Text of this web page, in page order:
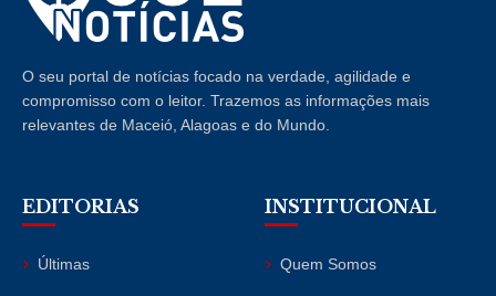
O seu portal de notícias focado na verdade, agilidade e
compromisso com o leitor. Trazemos as informações mais
relevantes de Maceió, Alagoas e do Mundo.
EDITORIAS
Últimas
INSTITUCIONAL
Quem Somos